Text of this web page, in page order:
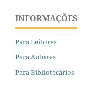
INFORMAÇÕES
Para Leitores
Para Autores
Para Bibliotecários